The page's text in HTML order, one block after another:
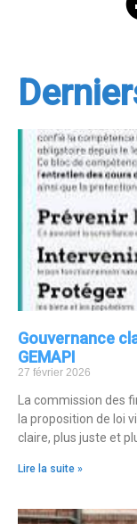
Gouvernance
GEMAPI
27 février 2026
La commission des
la proposition de loi
claire, plus juste et
Lire la suite »